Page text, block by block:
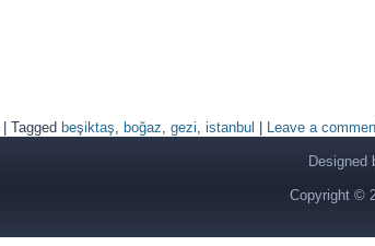
Tagged beşiktaş, boğaz, gezi, istanbul Leave a
Designed
Copyright ©